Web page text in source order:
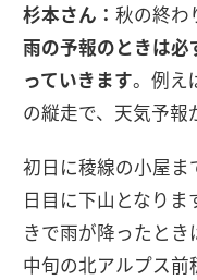
杉本さん： 秋の終わ
雨の予報のときは必
っていきます。例え
の縦走で、天気予報
初日に稜線の小屋ま
日目に下山となり
きで雨が降ったと
中旬の北アルプス